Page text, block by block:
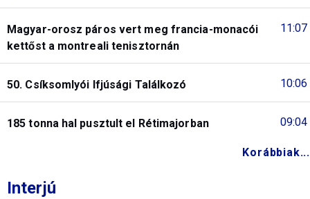
11:07
Magyar-orosz páros vert meg francia-monacói
kettőst a montreali tenisztornán
10:06
50. Csíksomlyói Ifjúsági Találkozó
09:04
185 tonna hal pusztult el Rétimajorban
Korábbiak...
Interjú